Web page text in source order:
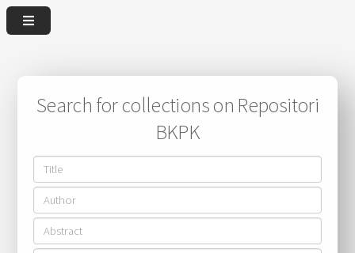
Search for collections on Repositori
BKPK